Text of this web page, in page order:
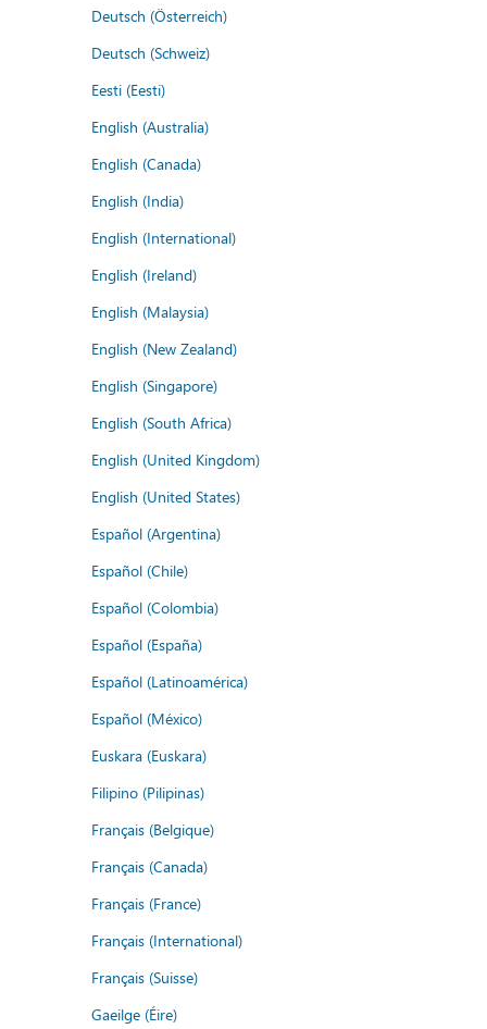
Deutsch (Österreich)
Deutsch (Schweiz)
Eesti (Eesti)
English (Australia)
English (Canada)
English (India)
English (International)
English (Ireland)
English (Malaysia)
English (New Zealand)
English (Singapore)
English (South Africa)
English (United Kingdom)
English (United States)
Español (Argentina)
Español (Chile)
Español (Colombia)
Español (España)
Español (Latinoamérica)
Español (México)
Euskara (Euskara)
Filipino (Pilipinas)
Français (Belgique)
Français (Canada)
Français (France)
Français (International)
Français (Suisse)
Gaeilge (Éire)